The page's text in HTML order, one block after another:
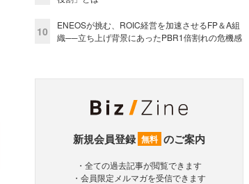
10
ENEOSが挑む、ROIC経営を加速させるFP＆A組
織──立ち上げ背景にあったPBR1倍割れの危機感
新規会員登録 無料 のご案内
・全ての過去記事が閲覧できます
・会員限定メルマガを受信できます